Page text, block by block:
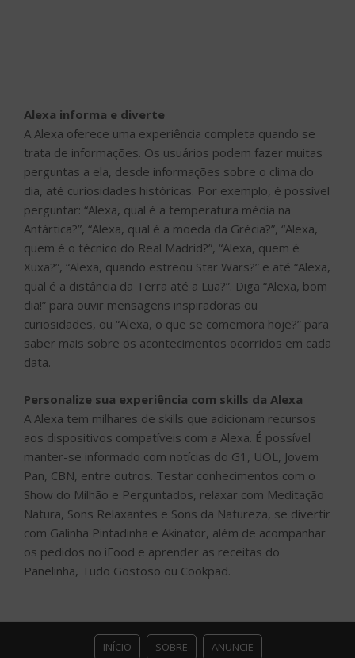
Alexa informa e diverte
A Alexa oferece uma experiência completa quando se
trata de informações. Os usuários podem fazer muitas
perguntas a ela, desde informações sobre o clima do
dia, até curiosidades históricas. Por exemplo, é possível
perguntar: “Alexa, qual é a temperatura média na
Antártica?”, “Alexa, qual é a moeda da Grécia?”, “Alexa,
quem é o técnico do Real Madrid?”, “Alexa, quem é
Xuxa?”, “Alexa, quando estreou Star Wars?” e até “Alexa,
qual é a distância da Terra até a Lua?”. Diga “Alexa, bom
dia!” para ouvir mensagens inspiradoras ou
curiosidades, ou “Alexa, o que se comemora hoje?” para
saber mais sobre os acontecimentos ocorridos em cada
data.
Personalize sua experiência com skills da Alexa
A Alexa tem milhares de skills que adicionam recursos
aos dispositivos compatíveis com a Alexa. É possível
manter-se informado com notícias do G1, UOL, Jovem
Pan, CBN, entre outros. Testar conhecimentos com o
Show do Milhão e Perguntados, relaxar com Meditação
Natura, Sons Relaxantes e Sons da Natureza, se divertir
com Galinha Pintadinha e Akinator, além de acompanhar
os pedidos no iFood e aprender as receitas do
Panelinha, Tudo Gostoso ou Cookpad.
INÍCIO SOBRE ANUNCIE